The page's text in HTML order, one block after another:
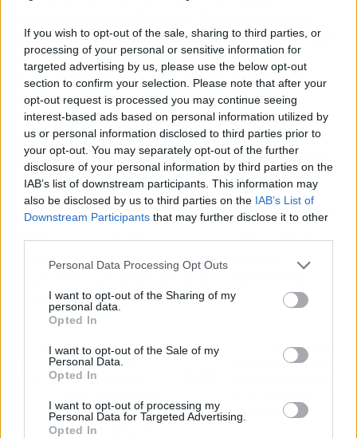
If you wish to opt-out of the sale, sharing to third parties, or
processing of your personal or sensitive information for
targeted advertising by us, please use the below opt-out
section to confirm your selection. Please note that after your
opt-out request is processed you may continue seeing
interest-based ads based on personal information utilized by
us or personal information disclosed to third parties prior to
your opt-out. You may separately opt-out of the further
disclosure of your personal information by third parties on the
IAB’s list of downstream participants. This information may
also be disclosed by us to third parties on the IAB’s List of
Downstream Participants that may further disclose it to other
Personal Data Processing Opt Outs
I want to opt-out of the Sharing of my
personal data.
Opted In
I want to opt-out of the Sale of my
Personal Data.
Opted In
I want to opt-out of processing my
Personal Data for Targeted Advertising.
Opted In
permite el ingreso ilimitado al parque durante
todo el año , descuentos en restauración y
acceso prioritario a eventos especiales. Para
quienes deseen optimizar su tiempo en las
atracciones, elPopi Express ofrece un acceso
rápido que reduce las esperas y permite
disfrutar de la jornada con mayor comodidad
La temporada de Carnaval en Pola Park se
consolida como una propuesta ideal para
disfrutar en familia, con una combinación de
espectáculos, atracciones y actividades
inolvidable.
Artículo anterior
Repara tu Deuda
Abogados cancela
(Barcelona) con la Ley de
Segunda Oportunidad
Artículo siguiente
El papel fundamental de
calidad de vida